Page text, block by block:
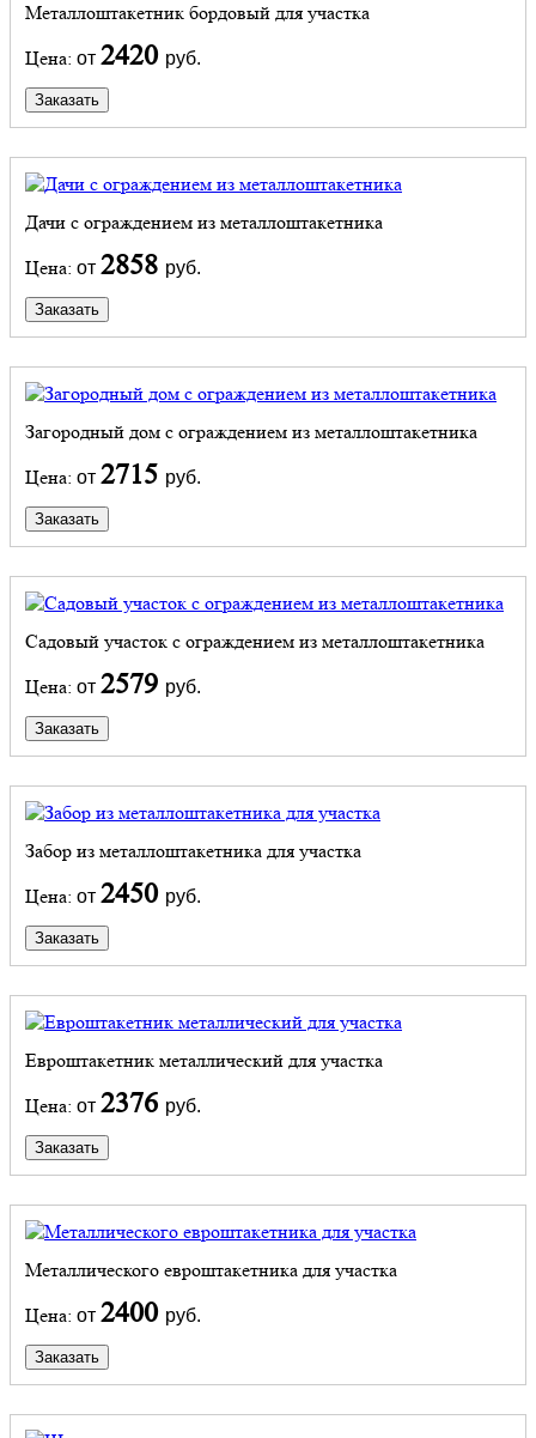
Металлоштакетник бордовый для участка
Цена: от 2420 руб.
Заказать
Дачи с ограждением из металлоштакетника
Цена: от 2858 руб.
Заказать
Загородный дом с ограждением из металлоштакетника
Цена: от 2715 руб.
Заказать
Садовый участок с ограждением из металлоштакетника
Цена: от 2579 руб.
Заказать
Забор из металлоштакетника для участка
Цена: от 2450 руб.
Заказать
Евроштакетник металлический для участка
Цена: от 2376 руб.
Заказать
Металлического евроштакетника для участка
Цена: от 2400 руб.
Заказать